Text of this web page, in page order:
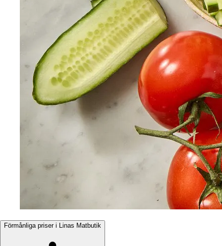
Förmånliga priser i Linas Matbutik